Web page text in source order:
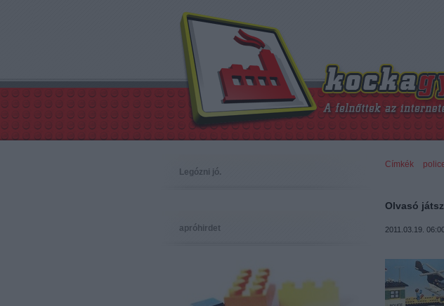
Legózni jó.
apróhirdet
Címkék»
Olvasó
2011.03.19.